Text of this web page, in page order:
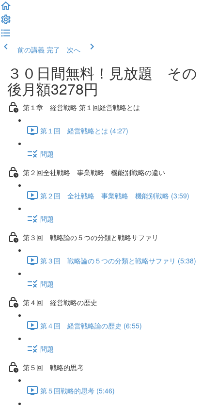
前の講義 完了 次へ
３０日間無料！見放題 その
後月額3278円
第１章 経営戦略 第１回経営戦略とは
第１回 経営戦略とは (4:27)
問題
第２回全社戦略 事業戦略 機能別戦略の違い
第２回 全社戦略 事業戦略 機能別戦略 (3:59)
問題
第３回 戦略論の５つの分類と戦略サファリ
第３回 戦略論の５つの分類と戦略サファリ (5:38)
問題
第４回 経営戦略の歴史
第４回 経営戦略論の歴史 (6:55)
問題
第５回 戦略的思考
第５回戦略的思考 (5:46)